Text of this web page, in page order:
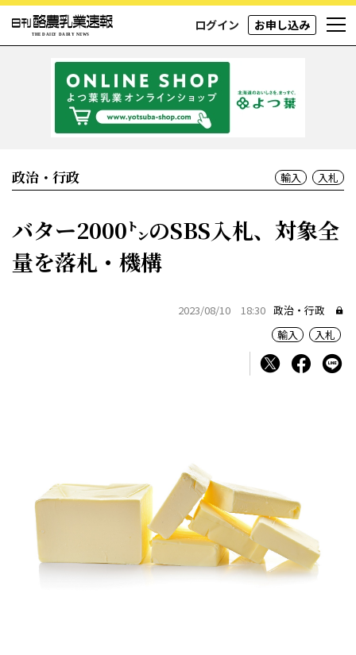
ログイン お申し込み
政治・行政 輸入 入札
バター2000㌧のSBS入札、対象全
量を落札・機構
2023/08/10 18:30 政治・行政
輸入
入札